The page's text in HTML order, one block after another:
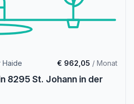
Haide € 962,05 / Monat
8295 St. Johann in der